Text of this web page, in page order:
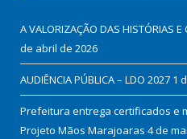
A VALORIZAÇÃO DAS HISTÓRIAS E
de abril de 2026
AUDIÊNCIA PÚBLICA – LDO 2027 1
Prefeitura entrega certificados e
Projeto Mãos Marajoaras 4 de